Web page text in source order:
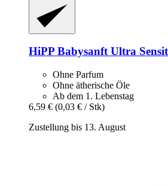
HiPP Babysanft Ultra
Ohne Parfum
Ohne ätherische Öle
Ab dem 1. Lebenstag
6,59 € (0,03 € / Stk)
Zustellung bis 13. August